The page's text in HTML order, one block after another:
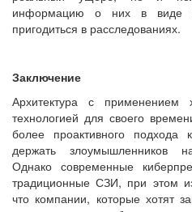
информацию о них в виде
пригодиться в расследованиях.
Заключение
Архитектура с применением
технологией для своего
более проактивного подхода
держать злоумышленников
Однако современные
традиционные СЗИ, при этом
что компании, которые хотят